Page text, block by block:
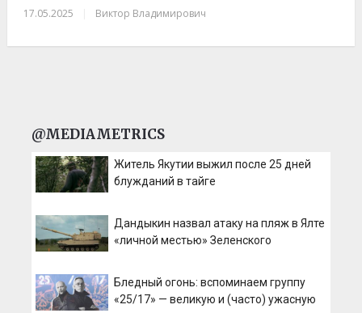
17.05.2025 Виктор Владимирович
@MEDIAMETRICS
Житель Якутии выжил после 25 дней
блужданий в тайге
Дандыкин назвал атаку на пляж в Ялте
«личной местью» Зеленского
Бледный огонь: вспоминаем группу
«25/17» — великую и (часто) ужасную